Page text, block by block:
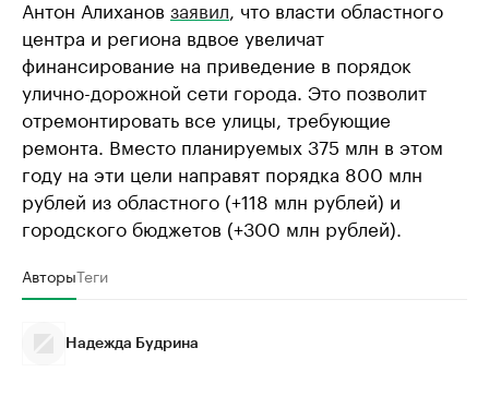
Антон Алиханов заявил , что власти областного
центра и региона вдвое увеличат
финансирование на приведение в порядок
улично-дорожной сети города. Это позволит
отремонтировать все улицы, требующие
ремонта. Вместо планируемых 375 млн в этом
году на эти цели направят порядка 800 млн
рублей из областного (+118 млн рублей) и
городского бюджетов (+300 млн рублей).
АвторыТеги
Надежда Будрина